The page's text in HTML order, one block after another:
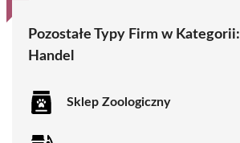
Pozostałe Typy Firm w Kategorii:
Handel
Sklep Zoologiczny